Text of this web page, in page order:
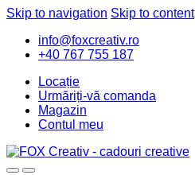
Skip to navigation Skip to content
info@foxcreativ.ro
+40 767 755 187
Locație
Urmăriți-vă comanda
Magazin
Contul meu